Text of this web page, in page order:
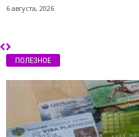
6 августа, 2026
ПОЛЕЗНОЕ